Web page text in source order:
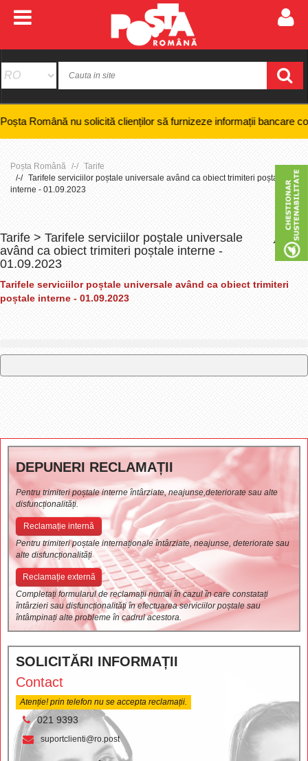
nu solicită clienților să furnizeze informații bancare
Poșta Română
Tarife
Tarifele serviciilor poștale universale având ca obiect trimiteri poștale
interne - 01.09.2023
Tarife > Tarifele serviciilor poștale universale
având ca obiect trimiteri poștale interne -
01.09.2023
Tarifele serviciilor poștale universale având ca obiect trimiteri
poștale interne - 01.09.2023
DEPUNERI RECLAMAȚII
Pentru trimiteri poștale interne întârziate, neajunse,deteriorate sau alte
disfuncționalități.
Reclamație internă
Pentru trimiteri poștale internaționale întârziate, neajunse, deteriorate sau
alte disfuncționalități
Reclamație externă
Completați formularul de reclamații numai în cazul în care constatați
întârzieri sau disfuncționalități în efectuarea serviciilor poștale sau
întâmpinați alte probleme în cadrul acestora.
SOLICITĂRI INFORMAȚII
Contact
Atenție! prin telefon nu se accepta reclamații.
021 9393
suportclienti@ro.post